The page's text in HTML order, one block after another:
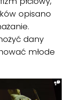
opisano
dany
młode